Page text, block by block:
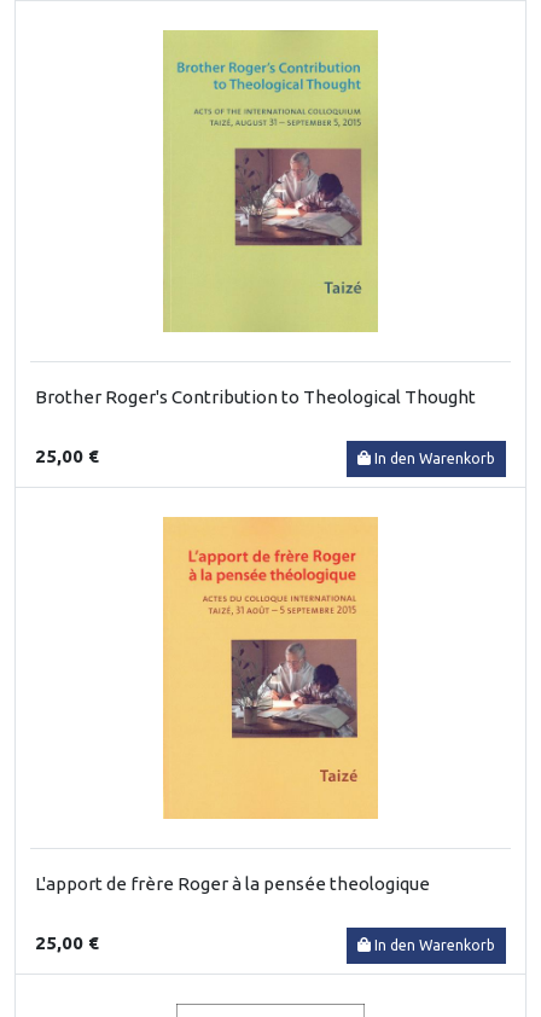
Brother Roger's Contribution to Theological Thought
25,00 € In den Warenkorb
L'apport de frère Roger à la pensée theologique
25,00 € In den Warenkorb